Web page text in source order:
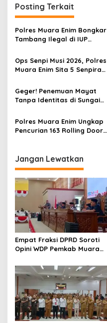
g
a
s
i
p
o
s
Posting Terkait
Polres Muara Enim Bongkar
Tambang Ilegal di IUP
Miliar
Ops Senpi Musi 2026, Polres
Muara Enim Sita 5 Senpira
Tersangka
Geger! Penemuan Mayat
Tanpa Identitas di Sungai
Polres Muara Enim Ungkap
Pencurian 163 Rolling Door
Jangan Lewatkan
Empat Fraksi DPRD Soroti
Opini WDP Pemkab Muara
Kelola Keuangan